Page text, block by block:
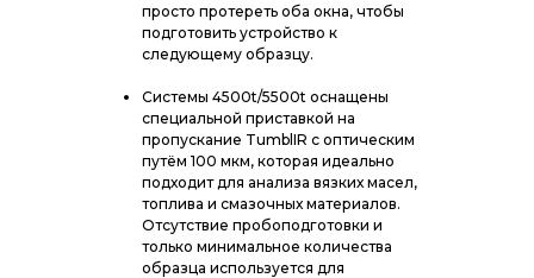
просто протереть оба окна, чтобы
подготовить устройство к
следующему образцу.
Системы 4500t/5500t оснащены
специальной приставкой на
пропускание TumblIR с оптическим
путём 100 мкм, которая идеально
подходит для анализа вязких масел,
топлива и смазочных материалов.
Отсутствие пробоподготовки и
только минимальное количества
образца используется для